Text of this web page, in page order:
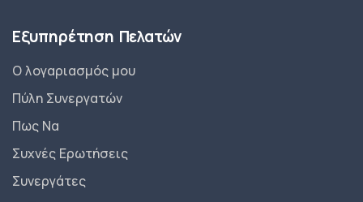
Εξυπηρέτηση Πελατών
Ο λογαριασμός μου
Πύλη Συνεργατών
Πως Να
Συχνές Ερωτήσεις
Συνεργάτες